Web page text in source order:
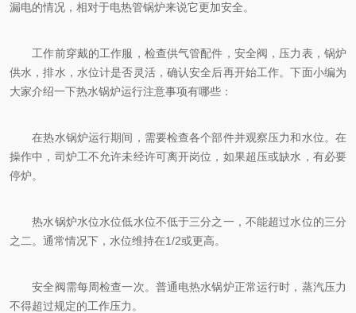
漏电的情况，相对于电热管锅炉来说它更加安全。
工作前穿戴的工作服，检查供气管配件，安全阀，压力表，锅炉
供水，排水，水位计是否灵活，确认安全后再开始工作。下面小编为
大家介绍一下热水锅炉运行注意事项有哪些：
在热水锅炉运行期间，需要检查各个部件并观察压力和水位。在
操作中，司炉工不允许未经许可离开岗位，如果超压或缺水，有必要
停炉。
热水锅炉水位水位低水位不低于三分之一，不能超过水位的三分
之二。通常情况下，水位维持在1/2或更高。
安全阀需每周检查一次。普通电热水锅炉正常运行时，蒸汽压力
不得超过规定的工作压力。